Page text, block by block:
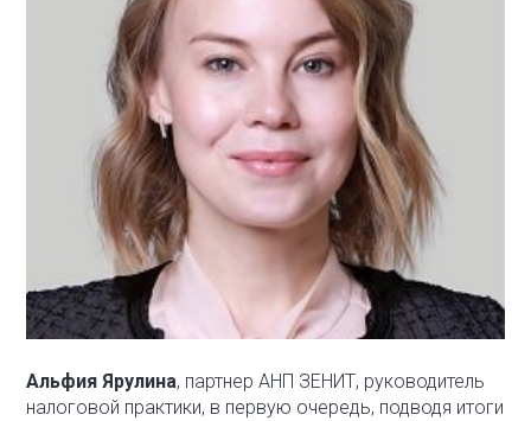
Альфия Ярулина, партнер АНП ЗЕНИТ, руководитель
налоговой практики, в первую очередь, подводя итоги